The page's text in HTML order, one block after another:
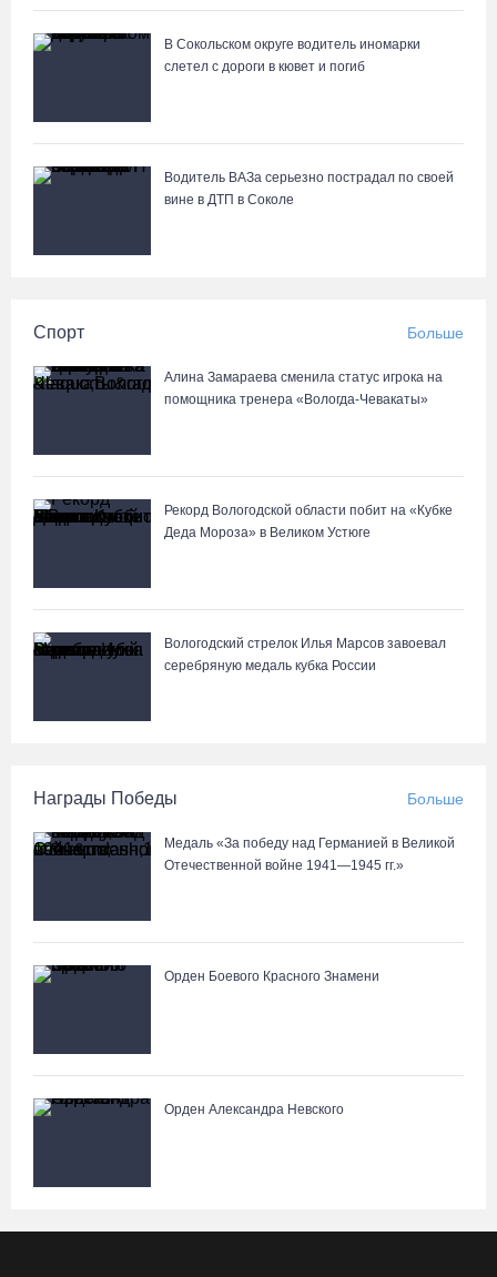
В Сокольском округе водитель иномарки
слетел с дороги в кювет и погиб
Водитель ВАЗа серьезно пострадал по своей
вине в ДТП в Соколе
Спорт Больше
Алина Замараева сменила статус игрока на
помощника тренера «Вологда-Чевакаты»
Рекорд Вологодской области побит на «Кубке
Деда Мороза» в Великом Устюге
Вологодский стрелок Илья Марсов завоевал
серебряную медаль кубка России
Награды Победы Больше
Медаль «За победу над Германией в Великой
Отечественной войне 1941—1945 гг.»
Орден Боевого Красного Знамени
Орден Александра Невского